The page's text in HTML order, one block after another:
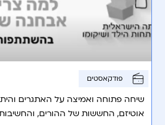
פודקאסטים
שיחה פתוחה ואמיצה על האתגרים
אוטיזם, החששות של ההורים,